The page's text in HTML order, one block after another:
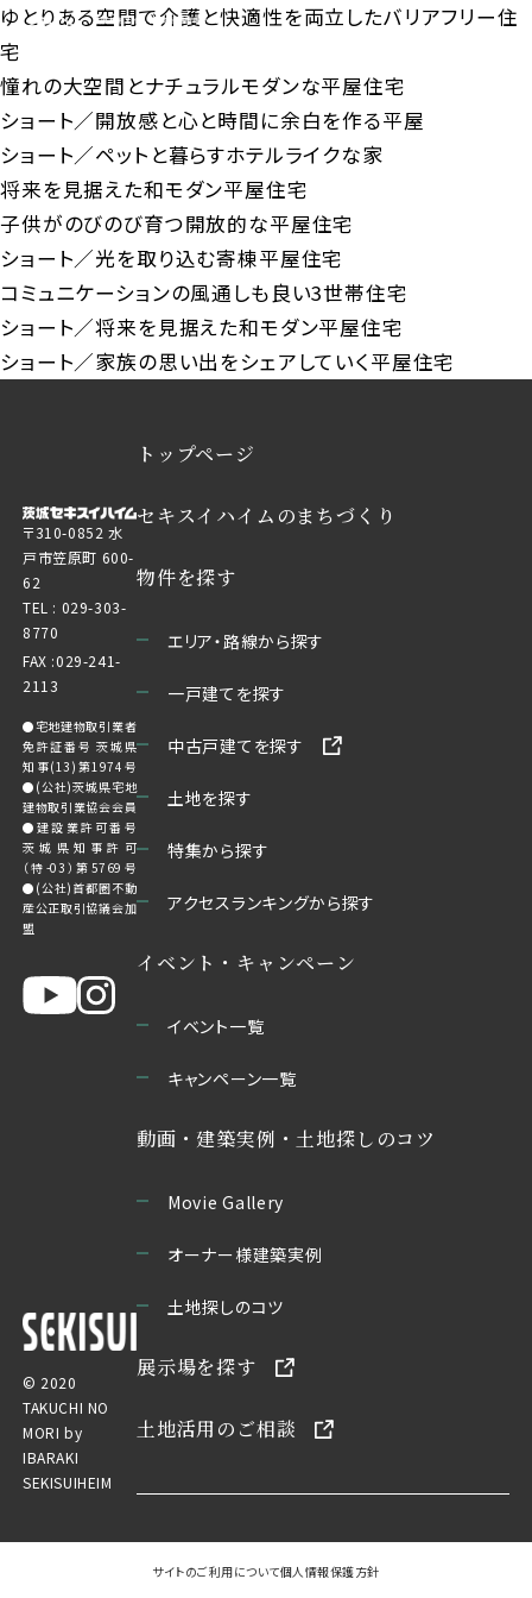
ゆとりある空間で介護と快適性を両立したバリアフリー住
宅
憧れの大空間とナチュラルモダンな平屋住宅
ショート／開放感と心と時間に余白を作る平屋
ショート／ペットと暮らすホテルライクな家
将来を見据えた和モダン平屋住宅
子供がのびのび育つ開放的な平屋住宅
ショート／光を取り込む寄棟平屋住宅
コミュニケーションの風通しも良い3世帯住宅
ショート／将来を見据えた和モダン平屋住宅
ショート／家族の思い出をシェアしていく平屋住宅
〒310-0852 水
戸市笠原町 600-
62
TEL : 029-303-
8770
FAX :029-241-
2113
●宅地建物取引業者
免許証番号 茨城県
知事(13)第1974号
●(公社)茨城県宅地
建物取引業協会会員
●建設業許可番号
茨城県知事許可
（特-03）第5769号
●(公社)首都圏不動
産公正取引協議会加
盟
© 2020
TAKUCHI NO
MORI by
IBARAKI
SEKISUIHEIM
トップページ
セキスイハイムのまちづくり
物件を探す
エリア・路線から探す
一戸建てを探す
中古戸建てを探す
土地を探す
特集から探す
アクセスランキングから探す
イベント・キャンペーン
イベント一覧
キャンペーン一覧
動画・建築実例・土地探しのコツ
Movie Gallery
オーナー様建築実例
土地探しのコツ
展示場を探す
土地活用のご相談
サイトのご利用について個人情報保護方針